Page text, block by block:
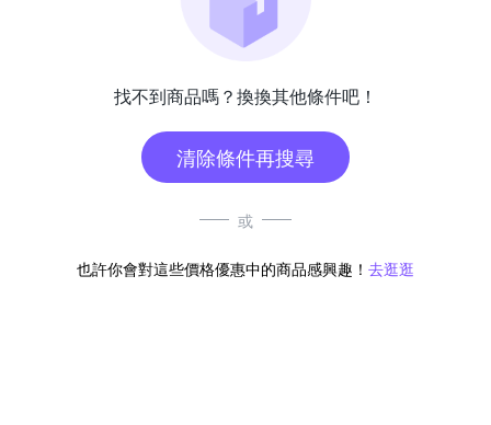
找不到商品嗎？換換其他條件吧！
清除條件再搜尋
或
也許你會對這些價格優惠中的商品感興趣！ 去逛逛